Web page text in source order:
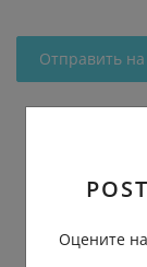
Отправить
Оцените